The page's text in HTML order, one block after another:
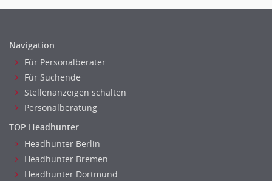
Fotografie, Video
Grafik- und Kommunikationsdesign
Medien-, Screen-, Webdesign
Modedesign, Schmuckdesign
Produktdesign, Industriedesign
Theater, Schauspiel, Musik, Tanz
Beschaffungslogistik
Disposition
Einkauf
Navigation
Für Personalberater
Für Suchende
Stellenanzeigen schalten
Personalberatung
TOP Headhunter
Headhunter Berlin
Headhunter Bremen
Headhunter Dortmund